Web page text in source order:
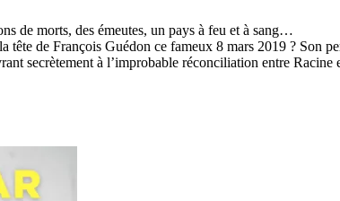
de morts, des émeutes, un pays à feu et à sang…
tête de François Guédon ce fameux 8 mars 2019 ? Son
secrètement à l’improbable réconciliation entre